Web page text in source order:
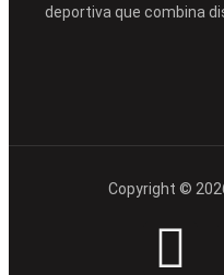
deportiva que combina
Copyright ©